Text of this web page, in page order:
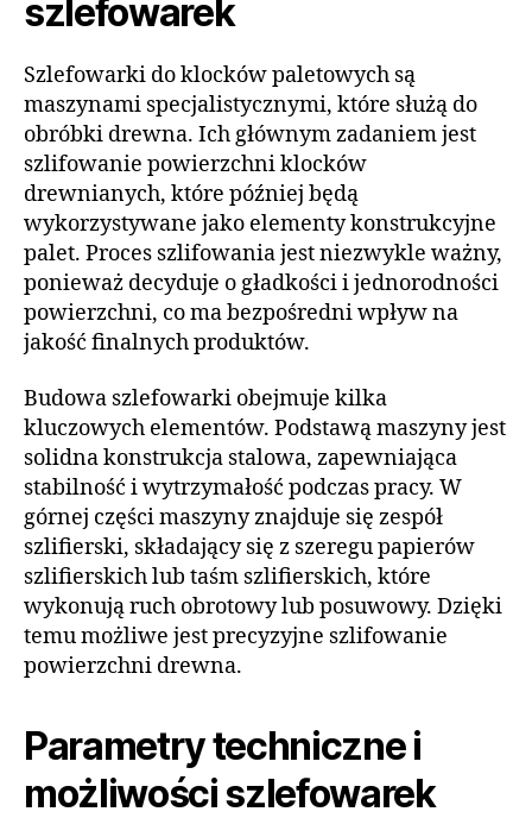
szlefowarek
Szlefowarki do klocków paletowych są
maszynami specjalistycznymi, które służą do
obróbki drewna. Ich głównym zadaniem jest
szlifowanie powierzchni klocków
drewnianych, które później będą
wykorzystywane jako elementy konstrukcyjne
palet. Proces szlifowania jest niezwykle ważny,
ponieważ decyduje o gładkości i jednorodności
powierzchni, co ma bezpośredni wpływ na
jakość finalnych produktów.
Budowa szlefowarki obejmuje kilka
kluczowych elementów. Podstawą maszyny jest
solidna konstrukcja stalowa, zapewniająca
stabilność i wytrzymałość podczas pracy. W
górnej części maszyny znajduje się zespół
szlifierski, składający się z szeregu papierów
szlifierskich lub taśm szlifierskich, które
wykonują ruch obrotowy lub posuwowy. Dzięki
temu możliwe jest precyzyjne szlifowanie
powierzchni drewna.
Parametry techniczne i
możliwości szlefowarek